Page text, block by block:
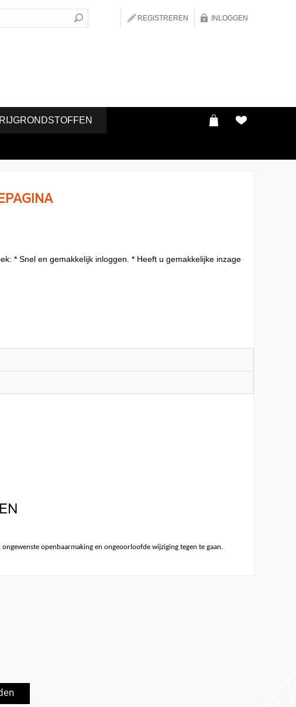
REGISTREREN INLOGGEN
* Snel en gemakkelijk inloggen. * Heeft u gemakkelijke inzage
openbaarmaking en ongeoorloofde wijziging tegen te gaan.